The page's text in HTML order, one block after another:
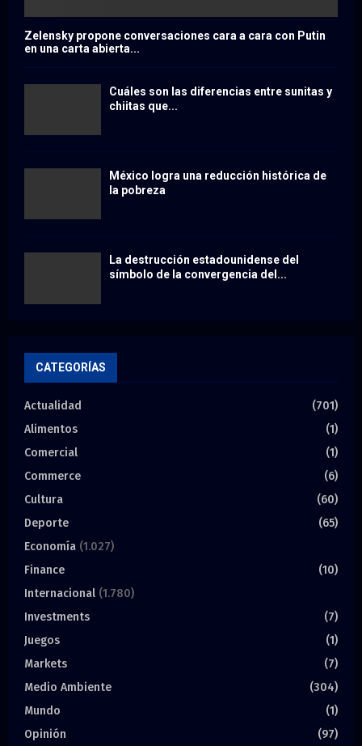
Zelensky propone conversaciones cara a cara con Putin
en una carta abierta...
Cuáles son las diferencias entre sunitas y
chiitas que...
México logra una reducción histórica de
la pobreza
La destrucción estadounidense del
símbolo de la convergencia del...
CATEGORÍAS
Actualidad
(701)
Alimentos
(1)
Comercial
(1)
Commerce
(6)
Cultura
(60)
Deporte
(65)
Economía (1.027)
Finance
(10)
Internacional (1.780)
Investments
(7)
Juegos
(1)
Markets
(7)
Medio Ambiente
(304)
Mundo
(1)
Opinión
(97)